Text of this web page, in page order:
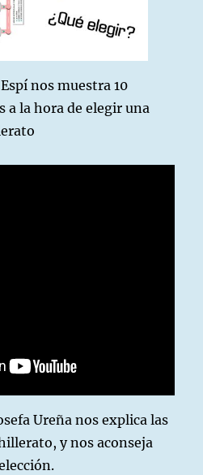
nos muestra 10
a la hora de elegir una
Ureña nos explica las
y nos aconseja